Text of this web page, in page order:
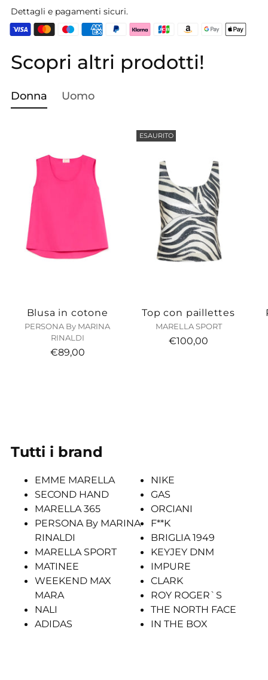
Dettagli e pagamenti sicuri.
Aggiungere
un
al
Scopri altri prodotti!
Donna Uomo
Blusa in cotone
PERSONA By MARINA
RINALDI
€89,00
ESAURITO
Top con paillettes
MARELLA SPORT
€100,00
Tutti i brand
EMME MARELLA
SECOND HAND
MARELLA 365
PERSONA By MARINA
RINALDI
MARELLA SPORT
MATINEE
WEEKEND MAX
MARA
NALI
ADIDAS
NIKE
GAS
ORCIANI
F**K
BRIGLIA 1949
KEYJEY DNM
IMPURE
CLARK
ROY ROGER`S
THE NORTH FACE
IN THE BOX